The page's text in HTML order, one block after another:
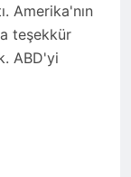
Amerika'nın
teşekkür
ABD'yi